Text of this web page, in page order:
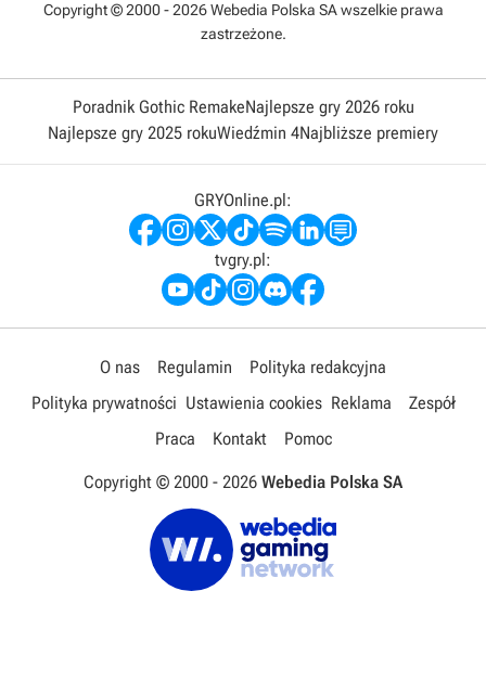
Copyright © 2000 - 2026 Webedia Polska SA wszelkie prawa
zastrzeżone.
Poradnik Gothic RemakeNajlepsze gry 2026 roku
Najlepsze gry 2025 rokuWiedźmin 4Najbliższe premiery
GRYOnline.pl:
tvgry.pl:
O nas Regulamin
Polityka redakcyjna
Polityka prywatności Ustawienia cookies Reklama
Zespół
Praca
Kontakt Pomoc
Copyright © 2000 - 2026 Webedia Polska SA